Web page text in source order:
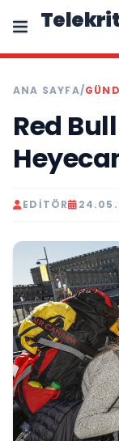
ANA SAYFA/
Red
EDITÖR